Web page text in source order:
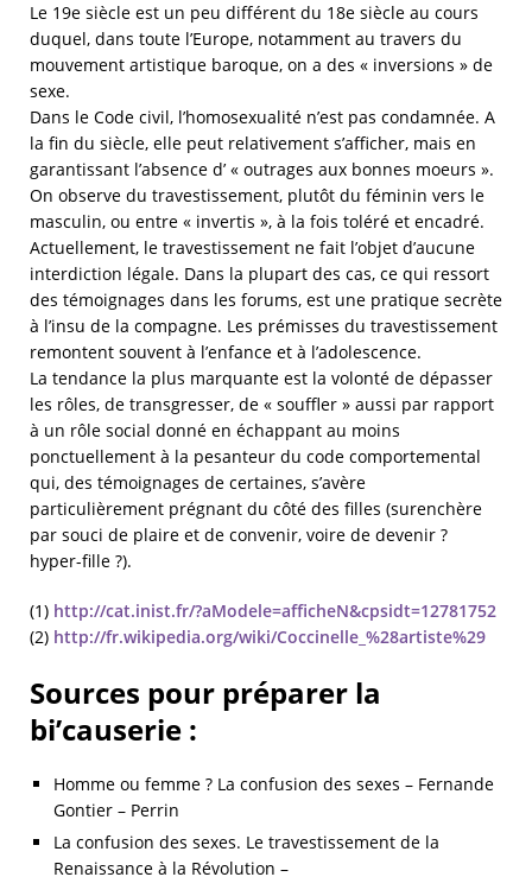
Le 19e siècle est un peu différent du 18e siècle au cours
duquel, dans toute l’Europe, notamment au travers du
mouvement artistique baroque, on a des « inversions » de
sexe.
Dans le Code civil, l’homosexualité n’est pas condamnée. A
la fin du siècle, elle peut relativement s’afficher, mais en
garantissant l’absence d’ « outrages aux bonnes moeurs ».
On observe du travestissement, plutôt du féminin vers le
masculin, ou entre « invertis », à la fois toléré et encadré.
Actuellement, le travestissement ne fait l’objet d’aucune
interdiction légale. Dans la plupart des cas, ce qui ressort
des témoignages dans les forums, est une pratique secrète
à l’insu de la compagne. Les prémisses du travestissement
remontent souvent à l’enfance et à l’adolescence.
La tendance la plus marquante est la volonté de dépasser
les rôles, de transgresser, de « souffler » aussi par rapport
à un rôle social donné en échappant au moins
ponctuellement à la pesanteur du code comportemental
qui, des témoignages de certaines, s’avère
particulièrement prégnant du côté des filles (surenchère
par souci de plaire et de convenir, voire de devenir ?
hyper-fille ?).
(1) http://cat.inist.fr/?aModele=afficheN&cpsidt=12781752
(2) http://fr.wikipedia.org/wiki/Coccinelle_%28artiste%29
Sources pour préparer la
bi’causerie :
Homme ou femme ? La confusion des sexes – Fernande
Gontier – Perrin
La confusion des sexes. Le travestissement de la
Renaissance à la Révolution –